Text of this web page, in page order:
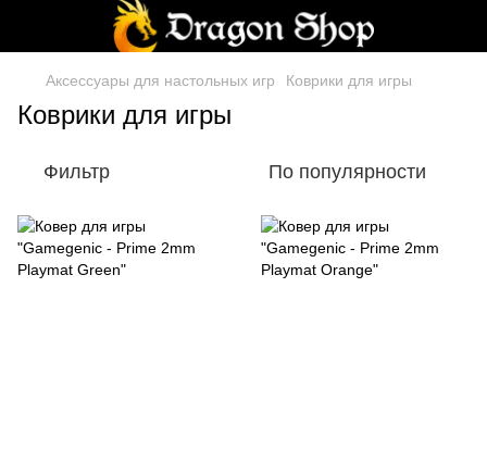
Аксессуары для настольных игр Коврики для игры
Коврики для игры
Фильтр По популярности